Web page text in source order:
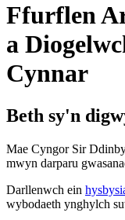
Ffurflen
a
Cynnar
Beth sy'n
Mae Cyngor Sir
mwyn darparu
Darllenwch ein
wybodaeth ynghylch